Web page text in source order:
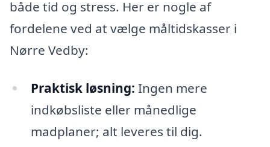
både tid og stress. Her er nogle af
fordelene ved at vælge måltidskasser i
Nørre Vedby:
Praktisk løsning: Ingen mere
indkøbsliste eller månedlige
madplaner; alt leveres til dig.